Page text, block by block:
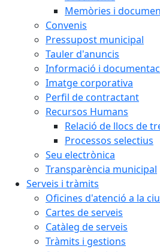
Memòries i
Convenis
Pressupost municipal
Tauler d'anuncis
Informació i
Imatge corporativa
Perfil de contractant
Recursos Humans
Relació de llocs de
Processos selectius
Seu electrònica
Transparència municipal
Serveis i tràmits
Oficines d'atenció a la
Cartes de serveis
Catàleg de serveis
Tràmits i gestions